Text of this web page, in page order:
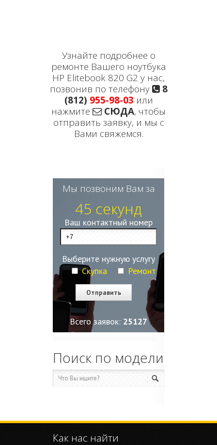
Узнайте подробнее о
ремонте Вашего ноутбука
HP Elitebook 820 G2 у нас,
позвонив по телефону
8
(812) 955-98-03 или
нажмите
СЮДА, чтобы
отправить заявку, и мы с
Вами свяжемся.
Мы позвоним Вам за
45 секунд
Ваш контактный номер
Выберите нужную услугу
Скупка
Ремонт
Всего заявок: 25127
Поиск по модели
Как нас найти